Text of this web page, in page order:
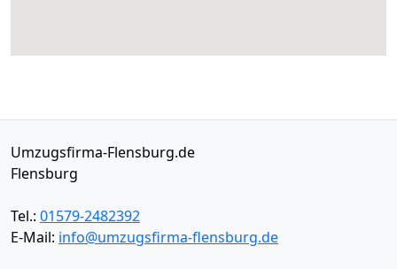
Umzugsfirma-Flensburg.de
Flensburg
Tel.: 01579-2482392
E-Mail: info@umzugsfirma-flensburg.de